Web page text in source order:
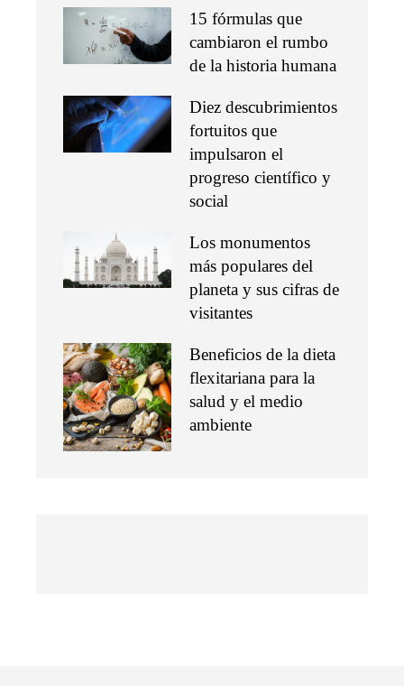
15 fórmulas que
cambiaron el rumbo
de la historia humana
Diez descubrimientos
fortuitos que
impulsaron el
progreso científico y
social
Los monumentos
más populares del
planeta y sus cifras de
visitantes
Beneficios de la dieta
flexitariana para la
salud y el medio
ambiente